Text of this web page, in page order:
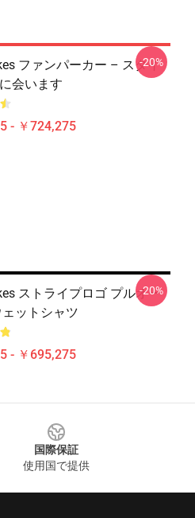
ファンパーカー – スタイ
会います
- ￥724,275
-20%
ストライプロゴ プルオー
ットシャツ
- ￥695,275
-20%
国際保証
使用国で提供